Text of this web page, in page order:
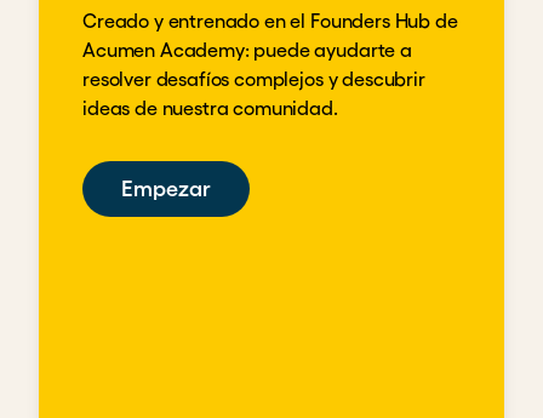
Creado y entrenado en el Founders Hub de
Acumen Academy: puede ayudarte a
resolver desafíos complejos y descubrir
ideas de nuestra comunidad.
Empezar